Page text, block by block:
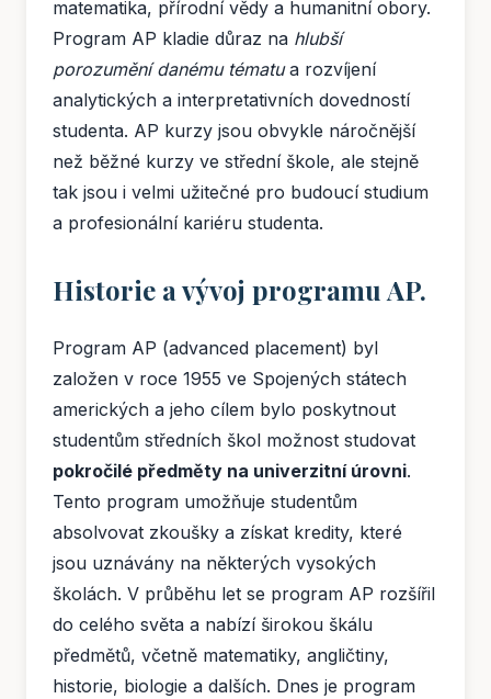
matematika, přírodní vědy a humanitní obory.
Program AP kladie důraz na hlubší
porozumění danému tématua rozvíjení
analytických a interpretativních dovedností
studenta. AP kurzy jsou obvykle náročnější
než běžné kurzy ve střední škole, ale stejně
tak jsou i velmi užitečné pro budoucí studium
a profesionální kariéru studenta.
Historie a vývoj programu AP.
Program AP (advanced placement) byl
založen v roce 1955 ve Spojených státech
amerických a jeho cílem bylo poskytnout
studentům středních škol možnost studovat
pokročilé předměty na univerzitní úrovni.
Tento program umožňuje studentům
absolvovat zkoušky a získat kredity, které
jsou uznávány na některých vysokých
školách. V průběhu let se program AP rozšířil
do celého světa a nabízí širokou škálu
předmětů, včetně matematiky, angličtiny,
historie, biologie a dalších. Dnes je program